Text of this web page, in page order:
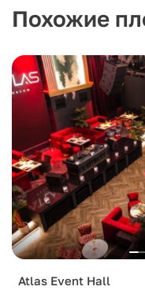
Похожие
Atlas Event Hall